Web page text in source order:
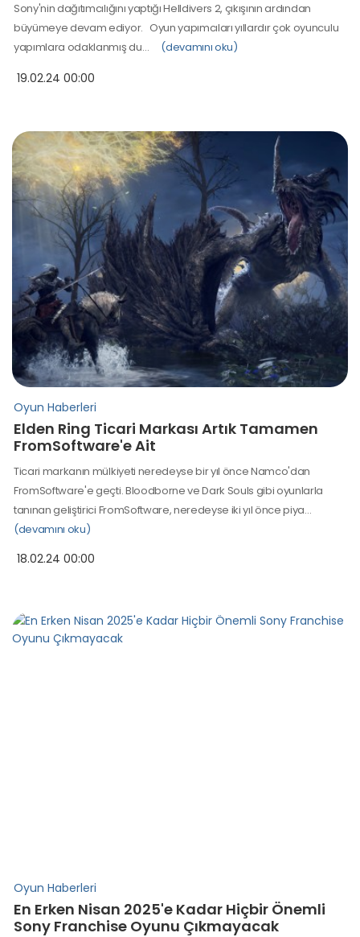
Sony'nin dağıtımcılığını yaptığı Helldivers 2, çıkışının ardından
büyümeye devam ediyor. Oyun yapımcıları yıllardır çok oyunculu
yapımlara odaklanmış du…
(devamını oku)
19.02.24 00:00
Oyun Haberleri
Elden Ring Ticari Markası Artık Tamamen
FromSoftware'e Ait
Ticari markanın mülkiyeti neredeyse bir yıl önce Namco'dan
FromSoftware'e geçti. Bloodborne ve Dark Souls gibi oyunlarla
tanınan geliştirici FromSoftware, neredeyse iki yıl önce piya…
(devamını oku)
18.02.24 00:00
Oyun Haberleri
En Erken Nisan 2025'e Kadar Hiçbir Önemli
Sony Franchise Oyunu Çıkmayacak